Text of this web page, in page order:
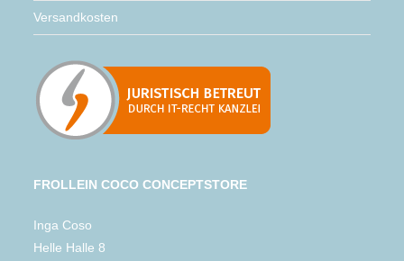
Versandkosten
FROLLEIN COCO CONCEPTSTORE
Inga Coso
Helle Halle 8